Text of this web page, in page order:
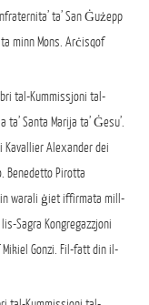
ta’ San Ġużepp
minn Mons. Arċisqof
tal-Kummissjoni tal-
Santa Marija ta’ Ġesu’.
Kavallier Alexander dei
Benedetto Pirotta
warali ġiet iffirmata mill-
Sagra Kongregazzjoni
Gonzi. Fil-fatt din il-